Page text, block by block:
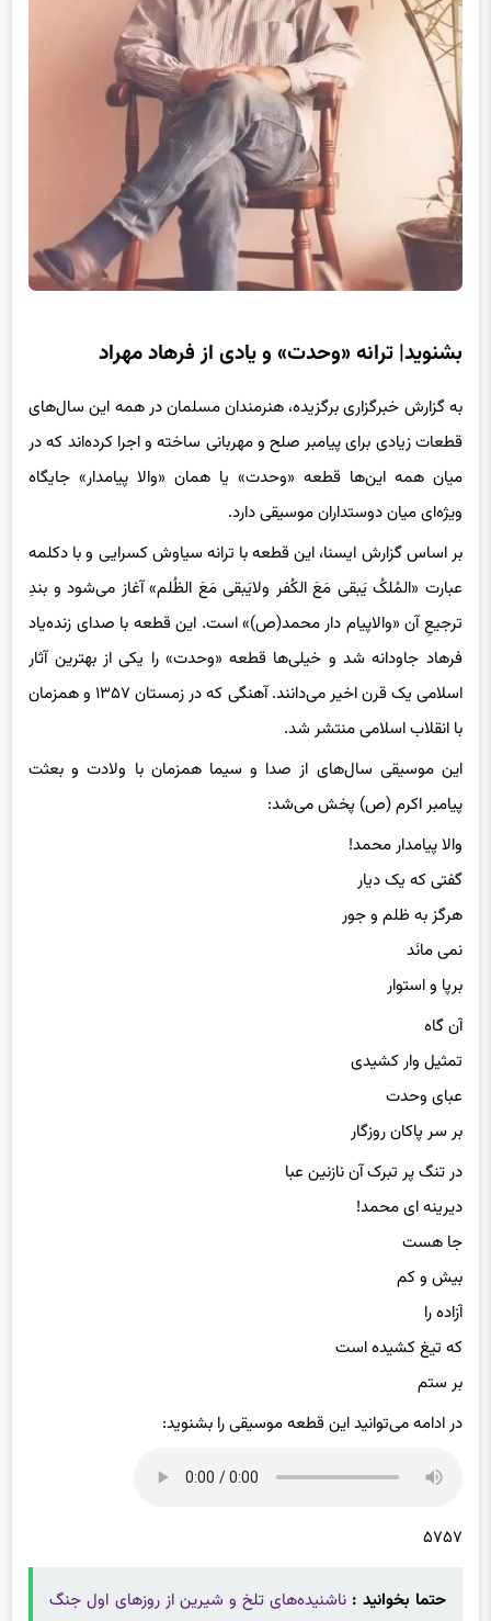
قطعات زیادی برای پیامبر صلح و مهربانی ساخته و اجرا کرده‌اند که در
میان همه این‌ها قطعه «وحدت» یا همان «والا پیامدار» جایگاه
ویژه‌ای میان دوستداران موسیقی دارد.
بر اساس گزارش ایسنا، این قطعه با ترانه سیاوش کسرایی و با دکلمه
عبارت «المُلکُ یَبقی مَعَ الکُفر ولایَبقی مَعَ الظُلم» آغاز می‌شود و بندِ
ترجیعِ آن «والاپیام دار محمد(ص)» است. این قطعه با صدای زنده‌یاد
فرهاد جاودانه شد و خیلی‌ها قطعه «وحدت» را یکی از بهترین آثار
اسلامی یک قرن اخیر می‌دانند. آهنگی که در زمستان ۱۳۵۷ و همزمان
با انقلاب اسلامی منتشر شد.
این موسیقی سال‌های از صدا و سیما همزمان با ولادت و بعثت
پیامبر اکرم (ص) پخش می‌شد:
والا پیامدار محمد!
گفتی که یک دیار
هرگز به ظلم و جور
نمی مانَد
برپا و استوار
آن گاه
تمثیل وار کشیدی
عبای وحدت
بر سر پاکان روزگار
در تنگ پر تبرک آن نازنین عبا
دیرینه ای محمد!
جا هست
بیش و کم
آزاده را
که تیغ کشیده است
بر ستم
در ادامه می‌توانید این قطعه موسیقی را بشنوید:
از زبان ناخدا صمدی/صدام کلید طلایی بصره را به ایران بدهکار